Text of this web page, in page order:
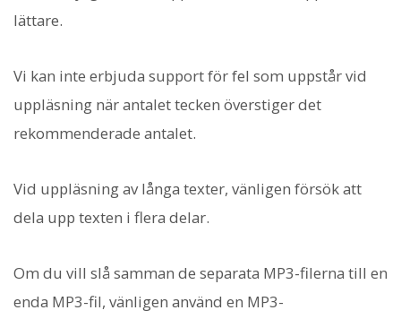
lättare.
Vi kan inte erbjuda support för fel som uppstår vid
uppläsning när antalet tecken överstiger det
rekommenderade antalet.
Vid uppläsning av långa texter, vänligen försök att
dela upp texten i flera delar.
Om du vill slå samman de separata MP3-filerna till en
enda MP3-fil, vänligen använd en MP3-